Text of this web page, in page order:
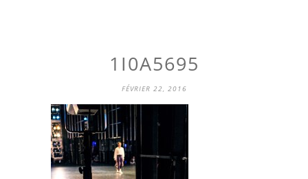
1I0A5695
FÉVRIER 22, 2016